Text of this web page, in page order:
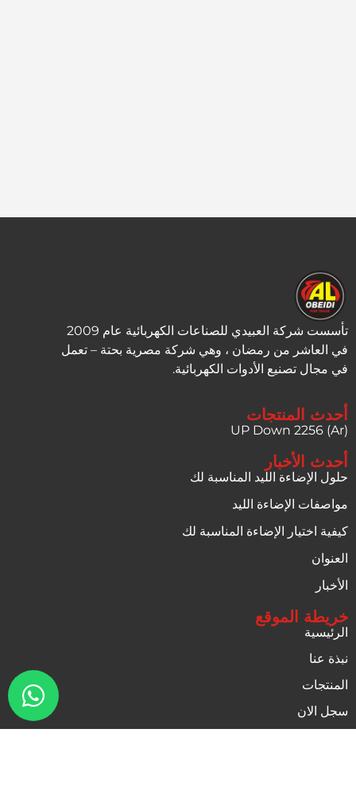
تأسست شركة العبيدي للصناعات الكهربائية عام 2009
في العاشر من رمضان ، وهي شركة مصرية بحتة – تعمل
في مجال تصنيع الأدوات الكهربائية.
أحدث المنتجات
UP Down 2256 (Ar)
أحدث الأخبار
حلول الإضاءة الليد المناسبة لك
مواصفات الإضاءة الليد
كيفية اختيار الإضاءة المناسبة لك
العنوان
الأخبار
خريطة الموقع
الرئيسية
نبذة عنا
المنتجات
سجل الان